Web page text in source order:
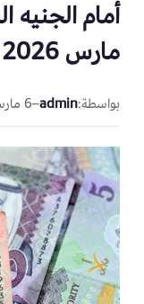
مارس 2026
بواسطة:admin
–6 مارس، 2026 4:30 صباحًا